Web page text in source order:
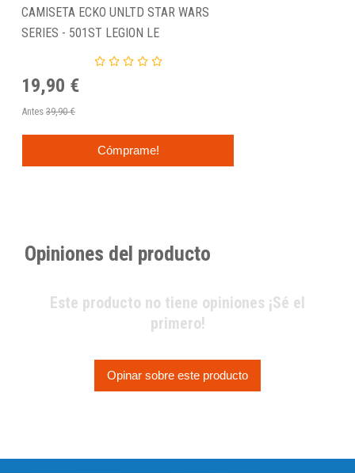
CAMISETA ECKO UNLTD STAR WARS
SERIES - 501ST LEGION LE
19,90 €
Antes 39,90 €
Cómprame!
Opiniones del producto
Este producto no tiene opiniones ¡Sé el
primero!
Opinar sobre este producto